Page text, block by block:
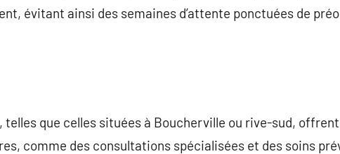
évitant ainsi des semaines d’attente ponctuées de
que celles situées à Boucherville ou rive-sud,
comme des consultations spécialisées et des soins